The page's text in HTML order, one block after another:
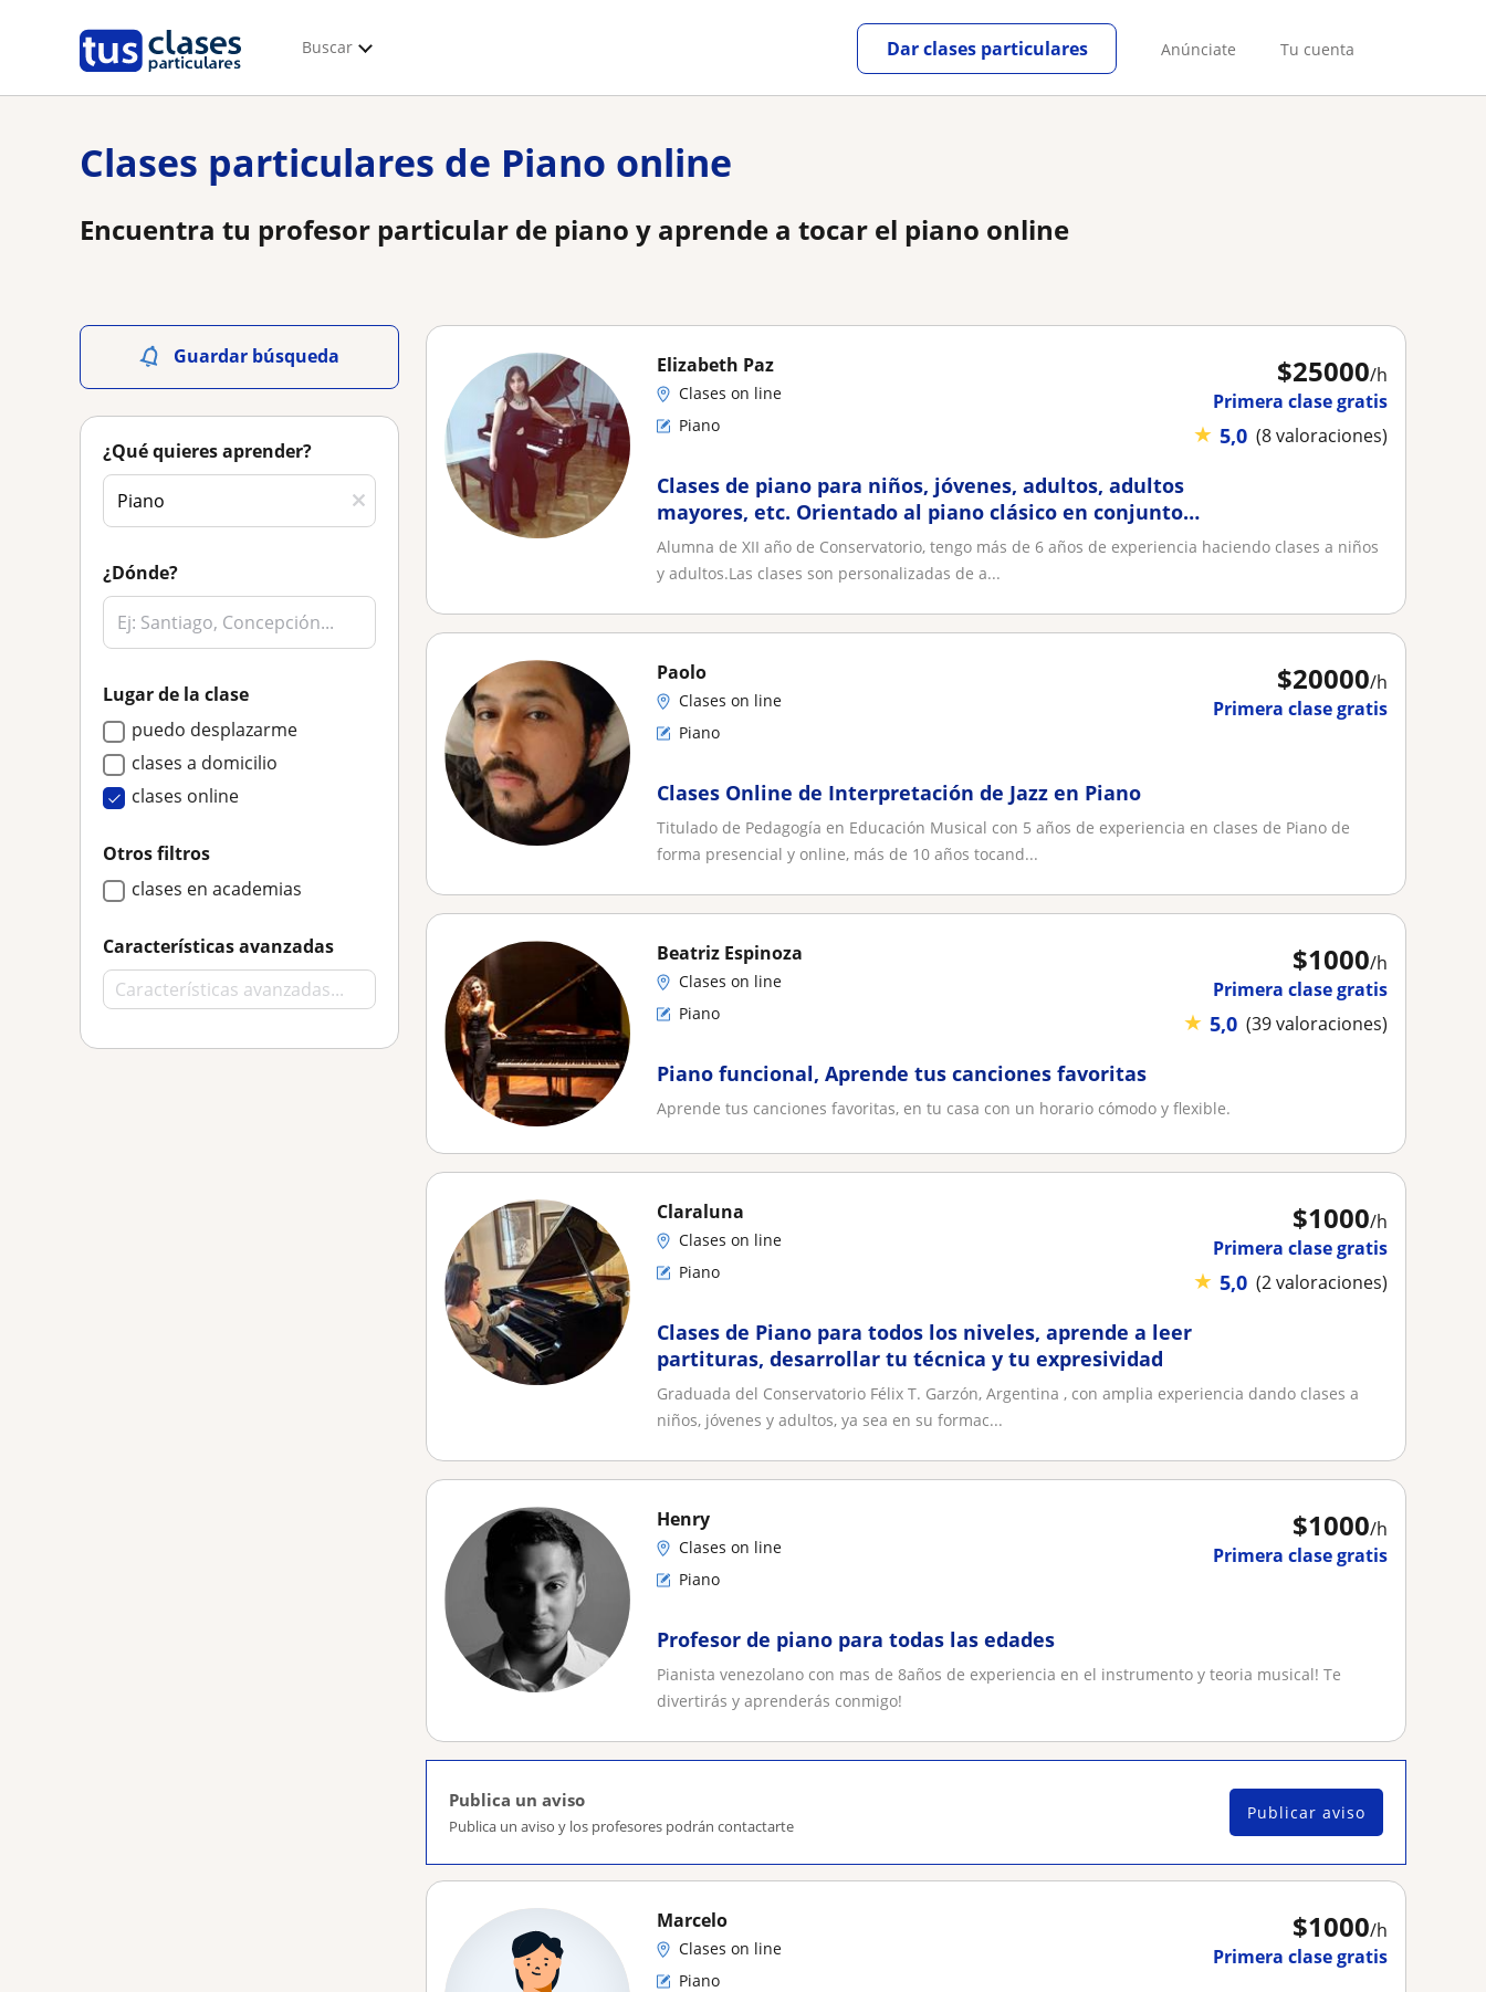
Buscar Anúnciate Tu cuenta
Dar clases particulares
Clases particulares de Piano online
Encuentra tu profesor particular de piano y aprende a tocar el piano online
Guardar búsqueda
¿Qué quieres aprender?
¿Dónde?
Lugar de la clase
puedo desplazarme
clases a domicilio
clases online
Otros filtros
clases en academias
Características avanzadas
$25000/h
Primera clase gratis
★ 5,0 (8 valoraciones)
Elizabeth Paz
Clases on line
Piano
Clases de piano para niños, jóvenes, adultos, adultos
mayores, etc. Orientado al piano clásico en conjunto
con armonía, solfeo y teoría
Alumna de XII año de Conservatorio, tengo más de 6 años de experiencia haciendo clases a niños
y adultos.Las clases son personalizadas de a...
$20000/h
Primera clase gratis
Paolo
Clases on line
Piano
Clases Online de Interpretación de Jazz en Piano
Titulado de Pedagogía en Educación Musical con 5 años de experiencia en clases de Piano de
forma presencial y online, más de 10 años tocand...
$1000/h
Primera clase gratis
★ 5,0 (39 valoraciones)
Beatriz Espinoza
Clases on line
Piano
Piano funcional, Aprende tus canciones favoritas
Aprende tus canciones favoritas, en tu casa con un horario cómodo y flexible.
$1000/h
Primera clase gratis
★ 5,0 (2 valoraciones)
Claraluna
Clases on line
Piano
Clases de Piano para todos los niveles, aprende a leer
partituras, desarrollar tu técnica y tu expresividad
Graduada del Conservatorio Félix T. Garzón, Argentina , con amplia experiencia dando clases a
niños, jóvenes y adultos, ya sea en su formac...
$1000/h
Primera clase gratis
Henry
Clases on line
Piano
Profesor de piano para todas las edades
Pianista venezolano con mas de 8años de experiencia en el instrumento y teoria musical! Te
divertirás y aprenderás conmigo!
Publica un aviso
Publica un aviso y los profesores podrán contactarte
Publicar aviso
$1000/h
Primera clase gratis
Marcelo
Clases on line
Piano